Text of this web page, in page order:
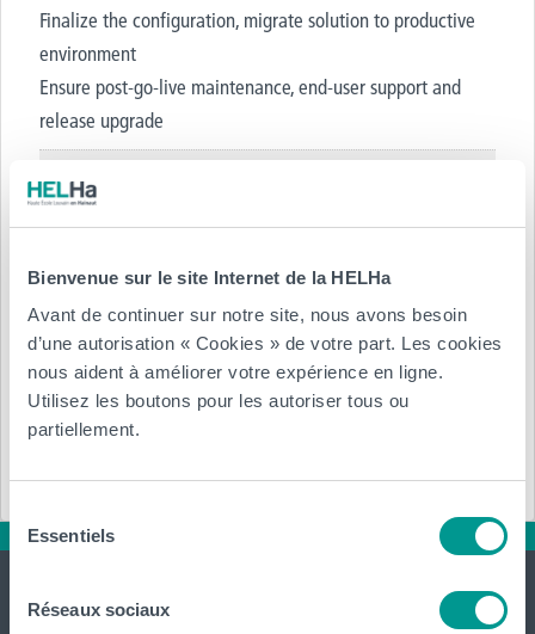
Bienvenue sur le site Internet de la HELHa
Avant de continuer sur notre site, nous avons besoin
d’une autorisation « Cookies » de votre part. Les cookies
nous aident à améliorer votre expérience en ligne.
Utilisez les boutons pour les autoriser tous ou
partiellement.
Essentiels
Réseaux sociaux
Finalize the configuration, migrate solution to productive
environment
Ensure post-go-live maintenance, end-user support and
release upgrade
Contrat à durée indéterminée
Région, ville :
Étranger Luxembourg
Réf.: SAP PS/SD 10553654